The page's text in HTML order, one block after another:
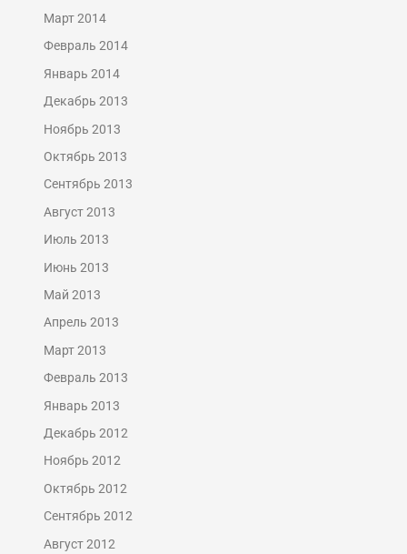
Март 2014
Февраль 2014
Январь 2014
Декабрь 2013
Ноябрь 2013
Октябрь 2013
Сентябрь 2013
Август 2013
Июль 2013
Июнь 2013
Май 2013
Апрель 2013
Март 2013
Февраль 2013
Январь 2013
Декабрь 2012
Ноябрь 2012
Октябрь 2012
Сентябрь 2012
Август 2012